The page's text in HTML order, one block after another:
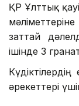
ҚР Ұлттық
заттай
ішінде 3
әрекеттері